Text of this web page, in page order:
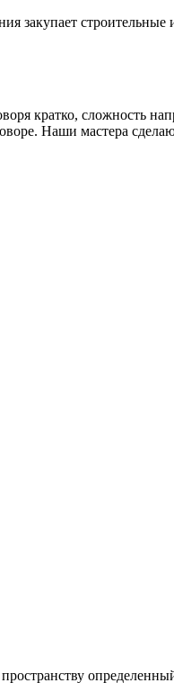
закупает
кратко, сложность
Наши мастера